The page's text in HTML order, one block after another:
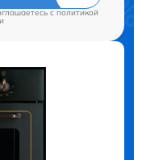
cполитикой